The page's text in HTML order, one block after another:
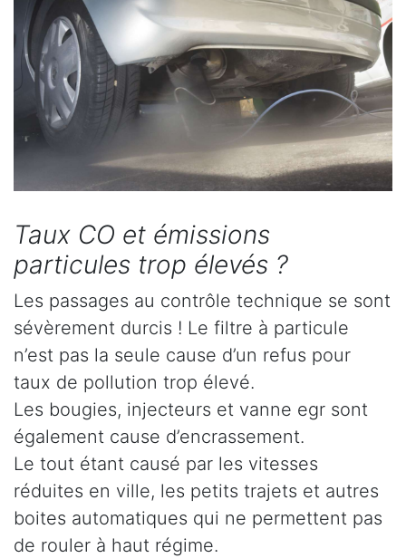
Taux CO et émissions
particules trop élevés ?
Les passages au contrôle technique se sont
sévèrement durcis ! Le filtre à particule
n’est pas la seule cause d’un refus pour
taux de pollution trop élevé.
Les bougies, injecteurs et vanne egr sont
également cause d’encrassement.
Le tout étant causé par les vitesses
réduites en ville, les petits trajets et autres
boites automatiques qui ne permettent pas
de rouler à haut régime.